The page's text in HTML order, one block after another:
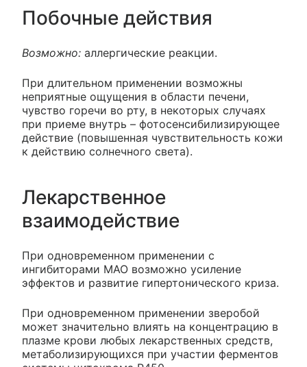
Побочные действия
Возможно: аллергические реакции.
При длительном применении возможны
неприятные ощущения в области печени,
чувство горечи во рту, в некоторых случаях
при приеме внутрь – фотосенсибилизирующее
действие (повышенная чувствительность кожи
к действию солнечного света).
Лекарственное
взаимодействие
При одновременном применении с
ингибиторами МАО возможно усиление
эффектов и развитие гипертонического криза.
При одновременном применении зверобой
может значительно влиять на концентрацию в
плазме крови любых лекарственных средств,
метаболизирующихся при участии ферментов